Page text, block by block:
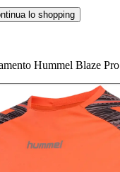
lo shopping
Hummel Blaze Pro